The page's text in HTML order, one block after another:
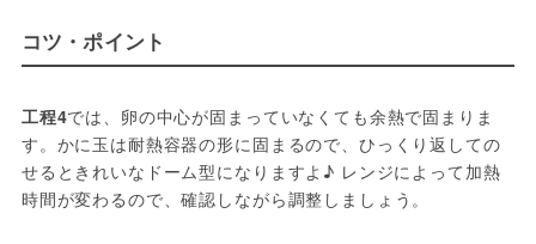
コツ・ポイント
工程4では、卵の中心が固まっていなくても余熱で固まりま
す。かに玉は耐熱容器の形に固まるので、ひっくり返しての
せるときれいなドーム型になりますよ♪ レンジによって加熱
時間が変わるので、確認しながら調整しましょう。